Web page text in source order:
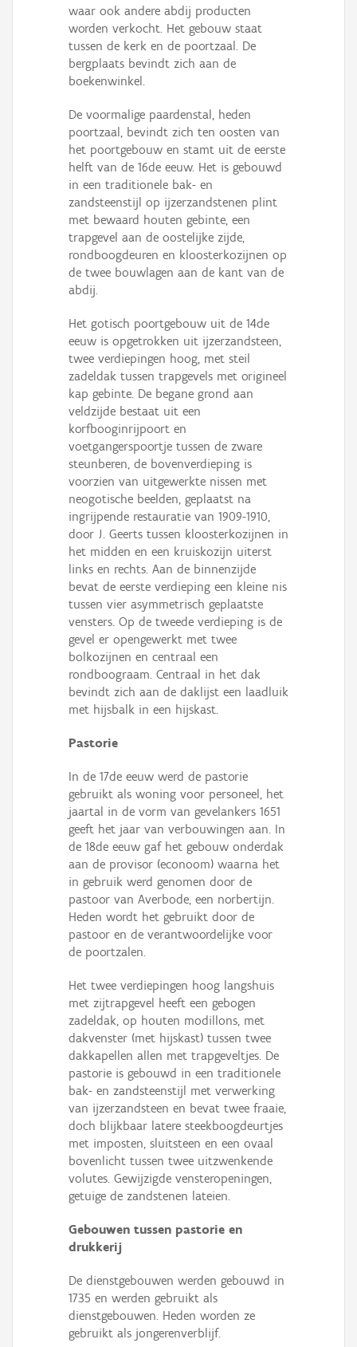
waar ook andere abdij producten
worden verkocht. Het gebouw staat
tussen de kerk en de poortzaal. De
bergplaats bevindt zich aan de
boekenwinkel.
De voormalige paardenstal, heden
poortzaal, bevindt zich ten oosten van
het poortgebouw en stamt uit de eerste
helft van de 16de eeuw. Het is gebouwd
in een traditionele bak- en
zandsteenstijl op ijzerzandstenen plint
met bewaard houten gebinte, een
trapgevel aan de oostelijke zijde,
rondboogdeuren en kloosterkozijnen op
de twee bouwlagen aan de kant van de
abdij.
Het gotisch poortgebouw uit de 14de
eeuw is opgetrokken uit ijzerzandsteen,
twee verdiepingen hoog, met steil
zadeldak tussen trapgevels met origineel
kap gebinte. De begane grond aan
veldzijde bestaat uit een
korfbooginrijpoort en
voetgangerspoortje tussen de zware
steunberen, de bovenverdieping is
voorzien van uitgewerkte nissen met
neogotische beelden, geplaatst na
ingrijpende restauratie van 1909-1910,
door J. Geerts tussen kloosterkozijnen in
het midden en een kruiskozijn uiterst
links en rechts. Aan de binnenzijde
bevat de eerste verdieping een kleine nis
tussen vier asymmetrisch geplaatste
vensters. Op de tweede verdieping is de
gevel er opengewerkt met twee
bolkozijnen en centraal een
rondboograam. Centraal in het dak
bevindt zich aan de daklijst een laadluik
met hijsbalk in een hijskast.
Pastorie
In de 17de eeuw werd de pastorie
gebruikt als woning voor personeel, het
jaartal in de vorm van gevelankers 1651
geeft het jaar van verbouwingen aan. In
de 18de eeuw gaf het gebouw onderdak
aan de provisor (econoom) waarna het
in gebruik werd genomen door de
pastoor van Averbode, een norbertijn.
Heden wordt het gebruikt door de
pastoor en de verantwoordelijke voor
de poortzalen.
Het twee verdiepingen hoog langshuis
met zijtrapgevel heeft een gebogen
zadeldak, op houten modillons, met
dakvenster (met hijskast) tussen twee
dakkapellen allen met trapgeveltjes. De
pastorie is gebouwd in een traditionele
bak- en zandsteenstijl met verwerking
van ijzerzandsteen en bevat twee fraaie,
doch blijkbaar latere steekboogdeurtjes
met imposten, sluitsteen en een ovaal
bovenlicht tussen twee uitzwenkende
volutes. Gewijzigde vensteropeningen,
getuige de zandstenen lateien.
Gebouwen tussen pastorie en
drukkerij
De dienstgebouwen werden gebouwd in
1735 en werden gebruikt als
dienstgebouwen. Heden worden ze
gebruikt als jongerenverblijf.